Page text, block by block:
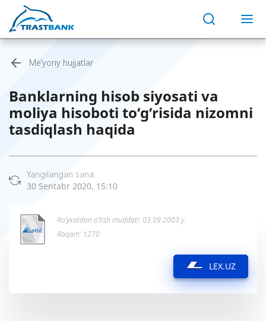
Me’yoriy hujjatlar
Banklarning hisob siyosati va
moliya hisoboti to‘g‘risida nizomni
tasdiqlash haqida
Yangilangan sana:
30 Sentabr 2020, 15:10
Ro’yxatdan o’tish muddati: 03.09.2003 y.
Raqam: 1270
LEX.UZ